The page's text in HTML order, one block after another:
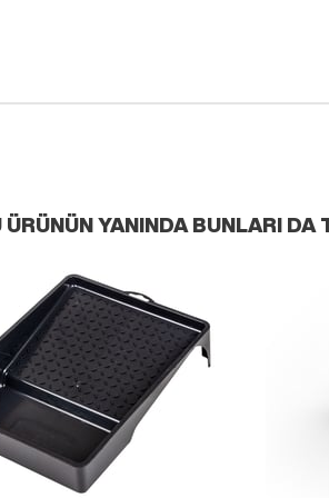
ÜRÜNÜN YANINDA BUNLARI DA